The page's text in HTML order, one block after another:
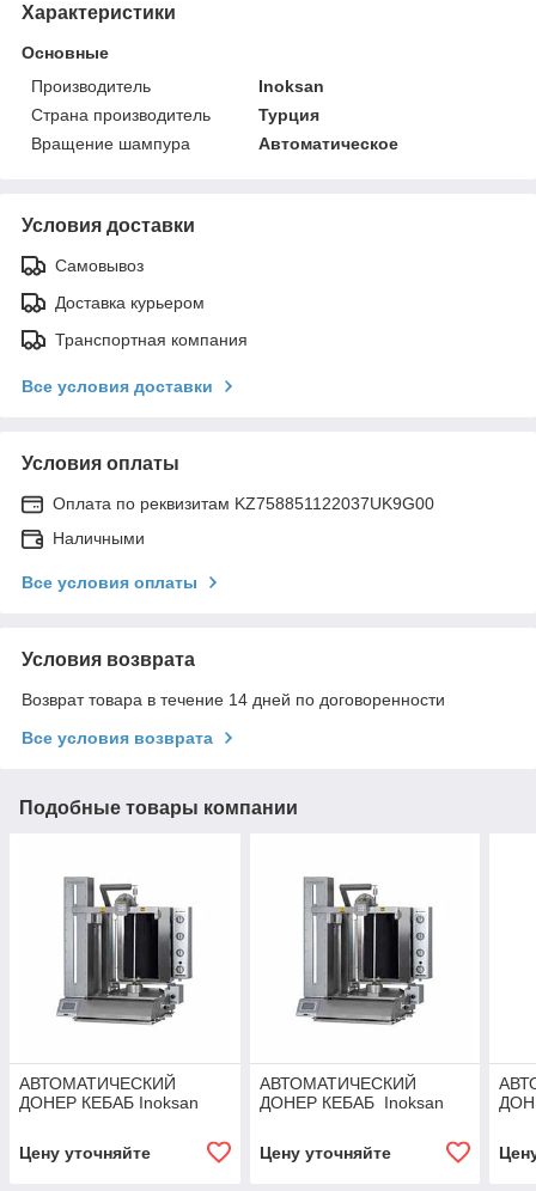
Характеристики
Основные
Производитель
Inoksan
Страна производитель
Турция
Вращение шампура
Автоматическое
Условия доставки
Самовывоз
Доставка курьером
Транспортная компания
Все условия доставки
Условия оплаты
Оплата по реквизитам KZ758851122037UK9G00
Наличными
Все условия оплаты
Условия возврата
Возврат товара в течение 14 дней по договоренности
Все условия возврата
Подобные товары компании
АВТОМАТИЧЕСКИЙ
ДОНЕР КЕБАБ Inoksan
Цену уточняйте
АВТОМАТИЧЕСКИЙ
ДОНЕР КЕБАБ Inoksan
Цену уточняйте